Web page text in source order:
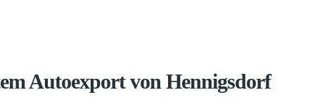
Autoexport von Hennigsdorf